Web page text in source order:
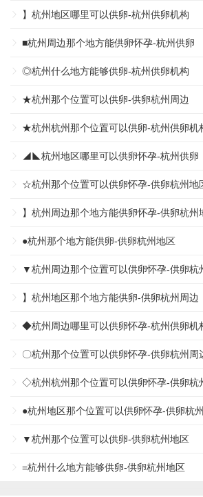
】杭州地区哪里可以供卵-杭州供卵机构
■杭州周边那个地方能供卵怀孕-杭州供卵
◎杭州什么地方能够供卵-杭州供卵机构
★杭州那个位置可以供卵-供卵杭州周边
★杭州杭州那个位置可以供卵-杭州供卵机
◢◣杭州地区哪里可以供卵怀孕-杭州供卵
☆杭州那个位置可以供卵怀孕-供卵杭州地
】杭州周边那个地方能供卵怀孕-供卵杭州
●杭州那个地方能供卵-供卵杭州地区
▼杭州周边那个位置可以供卵怀孕-供卵杭
】杭州地区那个地方能供卵-供卵杭州周边
◆杭州周边哪里可以供卵怀孕-杭州供卵机
〇杭州那个位置可以供卵怀孕-供卵杭州周
◇杭州杭州那个位置可以供卵怀孕-供卵杭
●杭州地区那个位置可以供卵怀孕-供卵杭
▼杭州那个位置可以供卵-供卵杭州地区
=杭州什么地方能够供卵-供卵杭州地区